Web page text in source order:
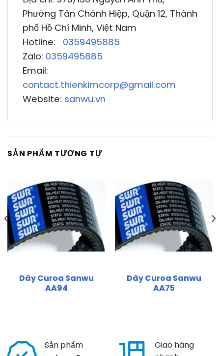
Phường Tân Chánh Hiệp, Quận 12, Thành
phố Hồ Chí Minh, Việt Nam
Hotline: 0359495885
Zalo: 0359495885
Email:
contact.thienkimcorp@gmail.com
Website: sanwu.vn
SẢN PHẨM TƯƠNG TỰ
Dây Curoa Sanwu
AA94
Dây Curoa Sanwu
AA75
Sản phẩm
Giao hàng